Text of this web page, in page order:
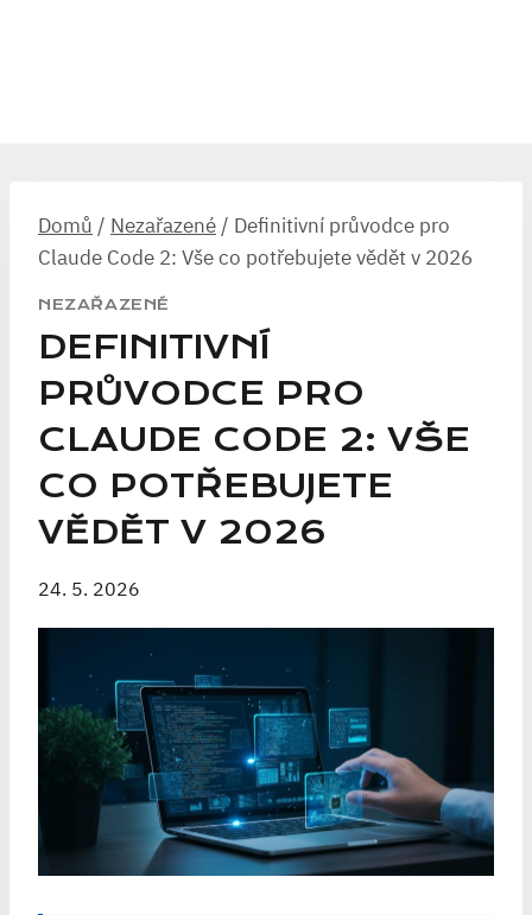
Domů / Nezařazené / Definitivní průvodce pro
Claude Code 2: Vše co potřebujete vědět v 2026
NEZAŘAZENÉ
DEFINITIVNÍ
PRŮVODCE PRO
CLAUDE CODE 2: VŠE
CO POTŘEBUJETE
VĚDĚT V 2026
24. 5. 2026